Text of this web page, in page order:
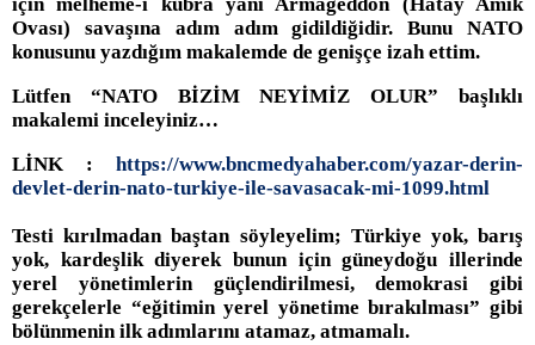
Ovası) savaşına adım adım gidildiğidir. Bunu NATO
konusunu yazdığım makalemde de genişçe izah ettim.
Lütfen “NATO BİZİM NEYİMİZ OLUR” başlıklı
makalemi inceleyiniz…
LİNK : https://www.bncmedyahaber.com/yazar-derin-
devlet-derin-nato-turkiye-ile-savasacak-mi-1099.html
Testi kırılmadan baştan söyleyelim; Türkiye yok, barış
yok, kardeşlik diyerek bunun için güneydoğu illerinde
yerel yönetimlerin güçlendirilmesi, demokrasi gibi
gerekçelerle “eğitimin yerel yönetime bırakılması” gibi
bölünmenin ilk adımlarını atamaz, atmamalı.